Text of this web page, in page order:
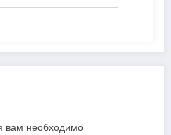
вам необходимо